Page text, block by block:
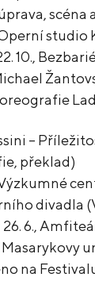
scéna
studio
10.,
–
překlad)
divadla
6.,
na